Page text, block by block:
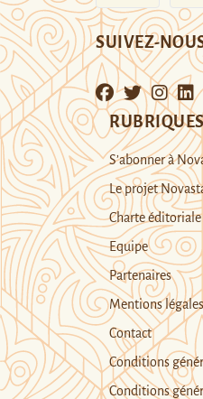
SUIVEZ-
S’abonner à
Le projet
Charte éditoriale
Equipe
Partenaires
Mentions légales
Contact
Conditions
Conditions